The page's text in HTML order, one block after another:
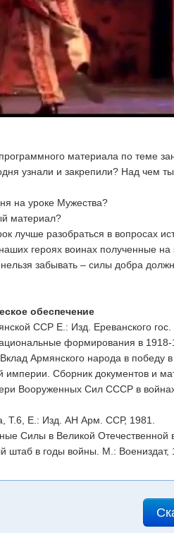
материала по теме
узнали и закрепили? Над чем
на уроке Мужества?
материал?
лучше разобраться в вопросах
героях воинах полученные на
забывать – силы добра
обеспечение
ССР Е.: Изд. Ереванского гос.
формирования в 1918-
Армянского народа в победу
империи. Сборник документов и
Вооруженных Сил СССР в
Т.6, Е.: Изд. АН Арм. ССР, 1981.
Силы в Великой Отечественной
штаб в годы войны. М.: Воениздат,